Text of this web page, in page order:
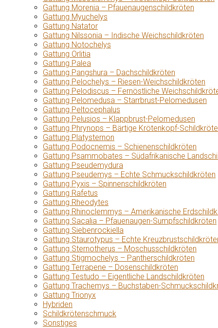
Gattung Morenia – Pfauenaugenschildkröten
Gattung Myuchelys
Gattung Natator
Gattung Nilssonia – Indische Weichschildkröten
Gattung Notochelys
Gattung Orlitia
Gattung Palea
Gattung Pangshura – Dachschildkröten
Gattung Pelochelys – Riesen-Weichschildkröten
Gattung Pelodiscus – Fernöstliche
Gattung Pelomedusa – Starrbrust-Pelomedusen
Gattung Peltocephalus
Gattung Pelusios – Klappbrust-Pelomedusen
Gattung Phrynops – Bärtige Krötenkopf-
Gattung Platysternon
Gattung Podocnemis – Schienenschildkröten
Gattung Psammobates – Südafrikanische
Gattung Pseudemydura
Gattung Pseudemys – Echte Schmuckschildkröten
Gattung Pyxis – Spinnenschildkröten
Gattung Rafetus
Gattung Rheodytes
Gattung Rhinoclemmys – Amerikanische
Gattung Sacalia – Pfauenaugen-Sumpfschildkröten
Gattung Siebenrockiella
Gattung Staurotypus – Echte
Gattung Sternotherus – Moschusschildkröten
Gattung Stigmochelys – Pantherschildkröten
Gattung Terrapene – Dosenschildkröten
Gattung Testudo – Eigentliche Landschildkröten
Gattung Trachemys – Buchstaben-
Gattung Trionyx
Hybriden
Schildkrötenschmuck
Sonstiges